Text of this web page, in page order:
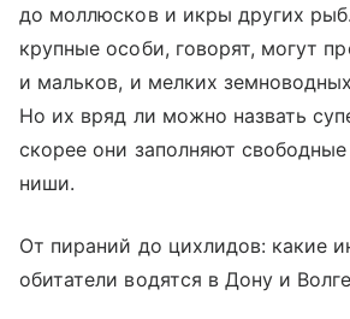
до моллюсков и икры других
крупные особи, говорят, могут
и мальков, и мелких
Но их вряд ли можно назвать
скорее они заполняют
ниши.
От пираний до цихлидов: какие
обитатели водятся в Дону и